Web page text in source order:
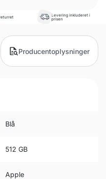
Levering inkluderet i
prisen
Producentoplysninger
Blå
512 GB
Apple